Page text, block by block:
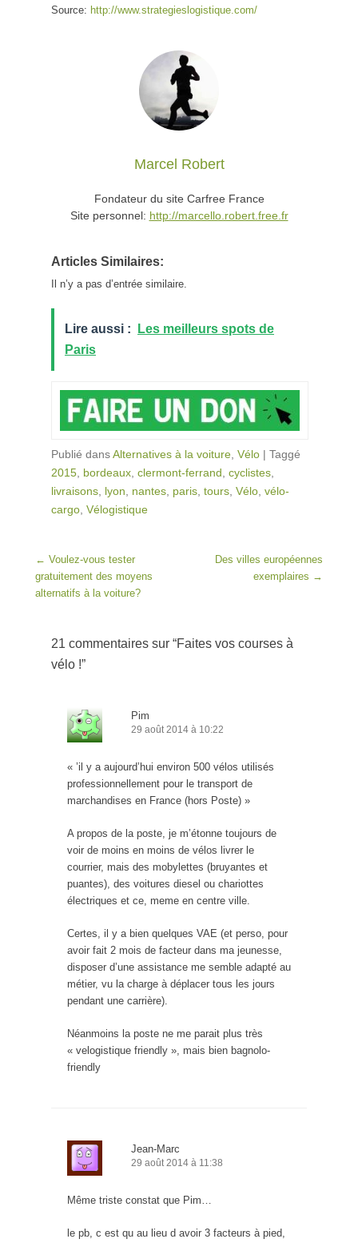
Source: http://www.strategieslogistique.com/
Marcel Robert
Fondateur du site Carfree France
Site personnel: http://marcello.robert.free.fr
Articles Similaires:
Il n’y a pas d’entrée similaire.
Lire aussi :
Les meilleurs spots de
Paris
Publié dansAlternatives à la voiture, Vélo | Taggé
2015, bordeaux, clermont-ferrand, cyclistes,
livraisons, lyon, nantes, paris, tours, Vélo, vélo-
cargo, Vélogistique
Post navigation
← Voulez-vous tester
gratuitement des moyens
alternatifs à la voiture?
Des villes européennes
exemplaires →
21 commentaires sur “Faites vos courses à
vélo !”
Pim
29 août 2014 à 10:22
« ’il y a aujourd’hui environ 500 vélos utilisés
professionnellement pour le transport de
marchandises en France (hors Poste) »
A propos de la poste, je m’étonne toujours de
voir de moins en moins de vélos livrer le
courrier, mais des mobylettes (bruyantes et
puantes), des voitures diesel ou chariottes
électriques et ce, meme en centre ville.
Certes, il y a bien quelques VAE (et perso, pour
avoir fait 2 mois de facteur dans ma jeunesse,
disposer d’une assistance me semble adapté au
métier, vu la charge à déplacer tous les jours
pendant une carrière).
Néanmoins la poste ne me parait plus très
« velogistique friendly », mais bien bagnolo-
friendly
Jean-Marc
29 août 2014 à 11:38
Même triste constat que Pim…
le pb, c est qu au lieu d avoir 3 facteurs à pied,